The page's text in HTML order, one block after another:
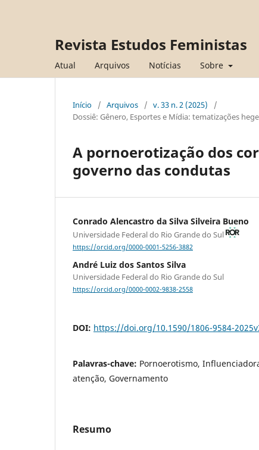
Revista Estudos Feministas
Atual Arquivos Notícias Sobre
Início / Arquivos / v. 33 n. 2 (2025)
/
Dossiê: Gênero, Esportes e Mídia: tematizações
A pornoerotização dos
governo das condutas
Conrado Alencastro da Silva Silveira Bueno
Universidade Federal do Rio Grande do Sul
https://orcid.org/0000-0001-5256-3882
André Luiz dos Santos Silva
Universidade Federal do Rio Grande do Sul
https://orcid.org/0000-0002-9838-2558
DOI: https://doi.org/10.1590/1806-9584-
Palavras-chave: Pornoerotismo,
atenção, Governamento
Resumo